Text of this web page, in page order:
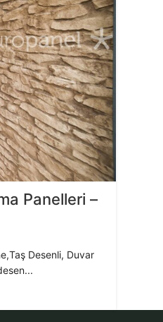
Panelleri –
Desenli, Duvar